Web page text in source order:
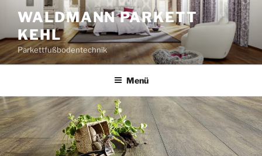
Inhalt
springen
WALDMANN PARKETT
KEHL
Parkettfußbodentechnik
Menü